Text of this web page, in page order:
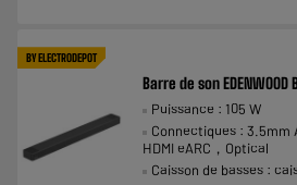
BY ELECTRODEPOT
Barre de son EDENWOOD
Puissance : 105 W
Connectiques : 3.5mm
HDMI eARC，Optical
Caisson de basses :